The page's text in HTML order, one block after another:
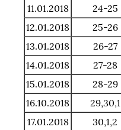
11.01.2018
24-25
12.01.2018
25-26
13.01.2018
26-27
14.01.2018
27-28
15.01.2018
28-29
16.10.2018
29,30,1
17.01.2018
30,1,2